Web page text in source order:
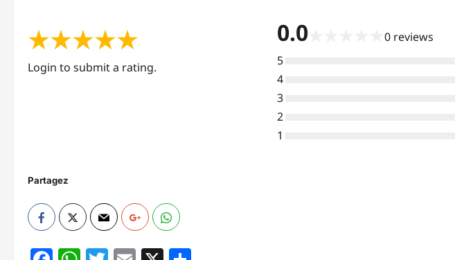
★★★★★
Login to submit a rating.
0.0★ 0 reviews
5
4
3
2
1
Partagez